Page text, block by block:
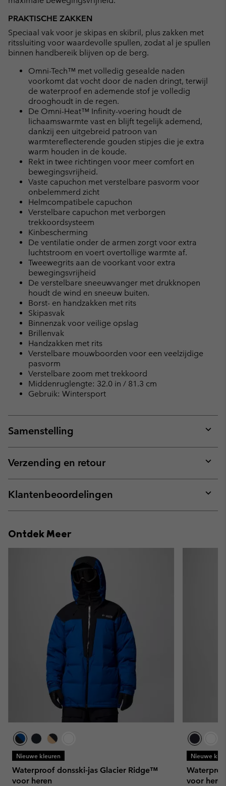
PRAKTISCHE ZAKKEN
Speciaal vak voor je skipas en skibril, plus zakken met
ritssluiting voor waardevolle spullen, zodat al je spullen
binnen handbereik blijven op de berg.
Omni-Tech™ met volledig gesealde naden
voorkomt dat vocht door de naden dringt, terwijl
de waterproof en ademende stof je volledig
drooghoudt in de regen.
De Omni-Heat™ Infinity-voering houdt de
lichaamswarmte vast en blijft tegelijk ademend,
dankzij een uitgebreid patroon van
warmtereflecterende gouden stipjes die je extra
warm houden in de koude.
Rekt in twee richtingen voor meer comfort en
bewegingsvrijheid.
Vaste capuchon met verstelbare pasvorm voor
onbelemmerd zicht
Helmcompatibele capuchon
Verstelbare capuchon met verborgen
trekkoordsysteem
Kinbescherming
De ventilatie onder de armen zorgt voor extra
luchtstroom en voert overtollige warmte af.
Tweewegrits aan de voorkant voor extra
bewegingsvrijheid
De verstelbare sneeuwvanger met drukknopen
houdt de wind en sneeuw buiten.
Borst- en handzakken met rits
Skipasvak
Binnenzak voor veilige opslag
Brillenvak
Handzakken met rits
Verstelbare mouwboorden voor een veelzijdige
pasvorm
Verstelbare zoom met trekkoord
Middenruglengte: 32.0 in / 81.3 cm
Gebruik: Wintersport
Samenstelling
or
Verzending en retour
or
Klantenbeoordelingen
or
Ontdek Meer
Nieuwe kleuren
Waterproof donsski-jas Glacier Ridge™
voor heren
Nieuwe
voor heren